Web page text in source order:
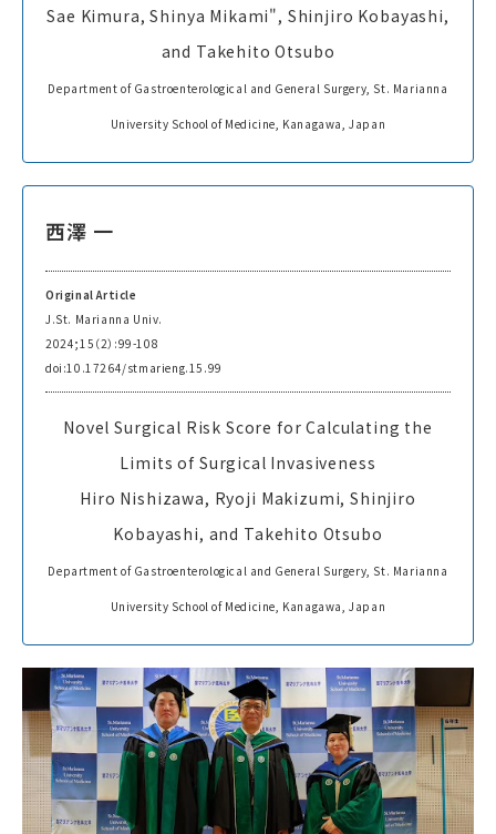
Sae Kimura, Shinya Mikami", Shinjiro Kobayashi,
and Takehito Otsubo
Department of Gastroenterological and General Surgery, St. Marianna
University School of Medicine, Kanagawa, Japan
西澤 一
Original Article
J.St. Marianna Univ.
2024;15（2）:99-108
doi:10.17264/stmarieng.15.99
Novel Surgical Risk Score for Calculating the
Limits of Surgical Invasiveness
Hiro Nishizawa, Ryoji Makizumi, Shinjiro
Kobayashi, and Takehito Otsubo
Department of Gastroenterological and General Surgery, St. Marianna
University School of Medicine, Kanagawa, Japan